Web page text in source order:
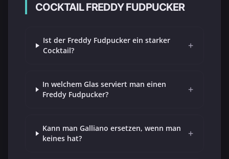
COCKTAIL FREDDY FUDPUCKER
Ist der Freddy Fudpucker ein starker
Cocktail?
+
In welchem Glas serviert man einen
Freddy Fudpucker?
+
Kann man Galliano ersetzen, wenn man
keines hat?
+